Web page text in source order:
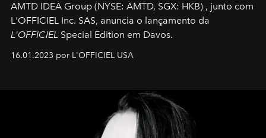
AMTD IDEA Group (NYSE: AMTD, SGX: HKB) , junto com
L'OFFICIEL Inc. SAS, anuncia o lançamento da
L'OFFICIEL Special Edition em Davos.
16.01.2023 por L'OFFICIEL USA